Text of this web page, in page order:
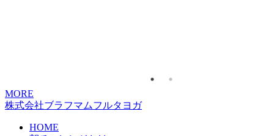
MORE
株式会社ブラフマムフルタヨガ
HOME